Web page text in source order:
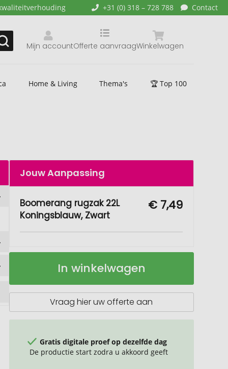
+31 (0) 318 – 728 788 Contact
Mijn account Winkelwagen
Offerte aanvraag
Home & Living Thema's 🏆 Top 100
Jouw Aanpassing
Boomerang rugzak 22L
Koningsblauw, Zwart
€ 7,49
Boomerang
Op
In winkelwagen
Vraag hier uw offerte aan
Gratis digitale proef op dezelfde dag
De productie start zodra u akkoord geeft